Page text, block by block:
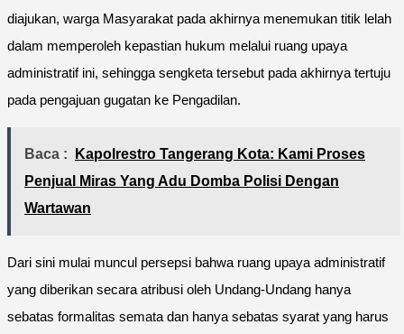
diajukan, warga Masyarakat pada akhirnya menemukan titik lelah
dalam memperoleh kepastian hukum melalui ruang upaya
administratif ini, sehingga sengketa tersebut pada akhirnya tertuju
pada pengajuan gugatan ke Pengadilan.
Baca :
Kapolrestro Tangerang Kota: Kami Proses
Penjual Miras Yang Adu Domba Polisi Dengan
Wartawan
Dari sini mulai muncul persepsi bahwa ruang upaya administratif
yang diberikan secara atribusi oleh Undang-Undang hanya
sebatas formalitas semata dan hanya sebatas syarat yang harus